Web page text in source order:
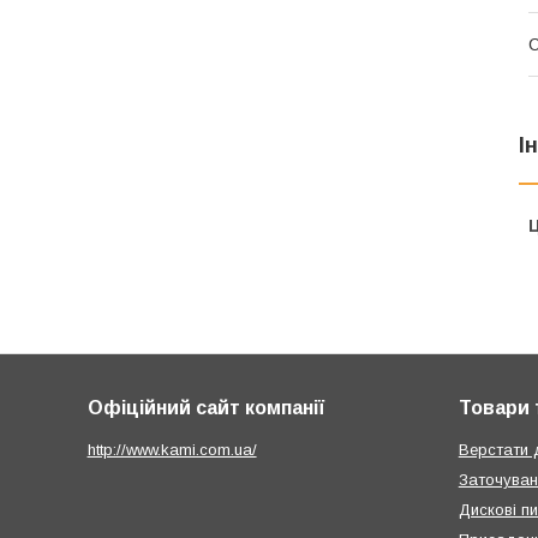
Офіційний сайт компанії
http://www.kami.com.ua/
Товари
Верстати
Дискові